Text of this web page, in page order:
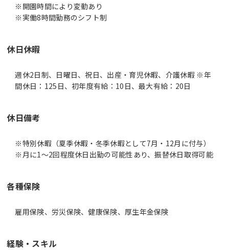
※開園時間により変動あり
※実働8時間勤務のシフト制
休日休暇
週休2日制、日曜日、祝日、出産・育児休暇、介護休暇 ※年
間休日：125日、初年度有給：10日、最大有給：20日
休日備考
※特別休暇（夏季休暇・冬季休暇として7月・12月に付与）
※月に1～2回程度休日出勤の可能性あり、振替休日取得可能
各種保険
雇用保険、労災保険、健康保険、厚生年金保険
経験・スキル